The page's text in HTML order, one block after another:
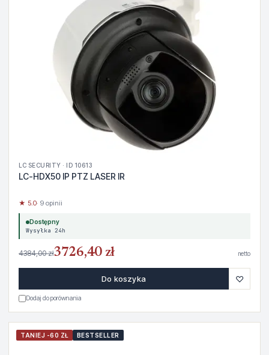
LC SECURITY · ID 10613
LC-HDX50 IP PTZ LASER IR
★ 5.0· 9 opinii
Dostępny
Wysyłka 24h
4384,00 zł3726,40 zł netto
Do koszyka ♡
Dodaj do porównania
TANIEJ -60 ZŁ BESTSELLER